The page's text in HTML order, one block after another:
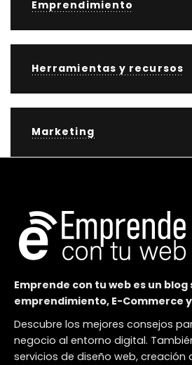
Emprendimiento
Herramientas y recursos
Marketing
Emprende con tu web es un blog
emprendimiento, E-Commerce
Descubre los mejores consejos
negocio al entorno digital.
servicios de diseño web, creación